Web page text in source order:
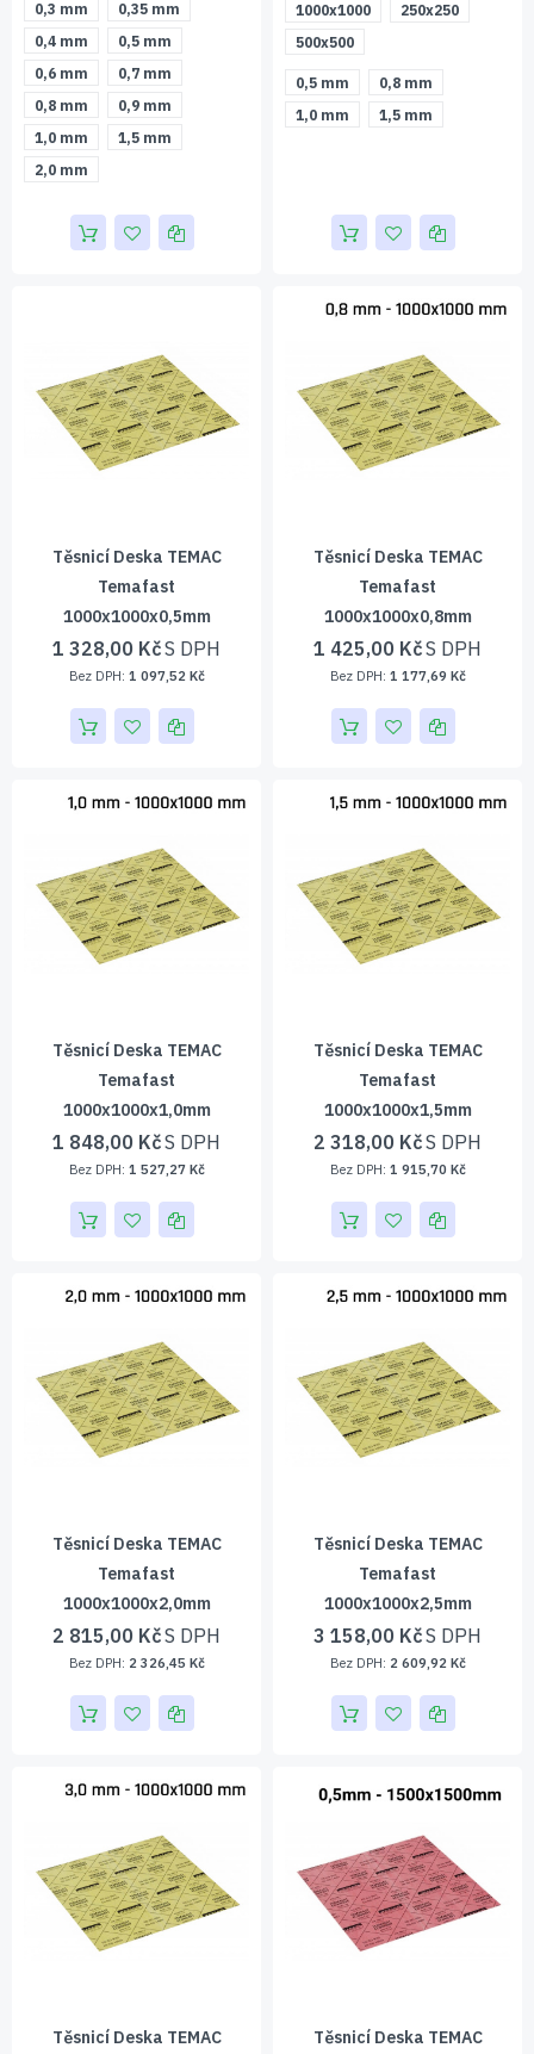
0,3 mm
0,35 mm
0,4 mm
0,5 mm
0,6 mm
0,7 mm
0,8 mm
0,9 mm
1,0 mm
1,5 mm
2,0 mm
1000x1000
250x250
500x500
0,5 mm
0,8 mm
1,0 mm
1,5 mm
Těsnicí Deska TEMAC
Temafast
1000x1000x0,5mm
1 328,00 Kč
1 097,52 Kč
Těsnicí Deska TEMAC
Temafast
1000x1000x0,8mm
1 425,00 Kč
1 177,69 Kč
Těsnicí Deska TEMAC
Temafast
1000x1000x1,0mm
1 848,00 Kč
1 527,27 Kč
Těsnicí Deska TEMAC
Temafast
1000x1000x1,5mm
2 318,00 Kč
1 915,70 Kč
Těsnicí Deska TEMAC
Temafast
1000x1000x2,0mm
2 815,00 Kč
2 326,45 Kč
Těsnicí Deska TEMAC
Temafast
1000x1000x2,5mm
3 158,00 Kč
2 609,92 Kč
Těsnicí Deska TEMAC
Těsnicí Deska TEMAC